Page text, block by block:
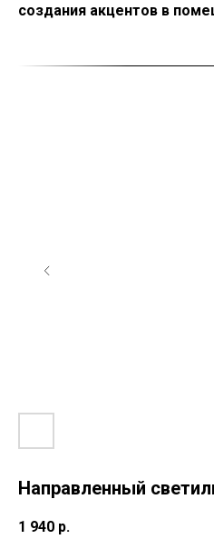
создания акцентов в
Направленный
1 940 р.